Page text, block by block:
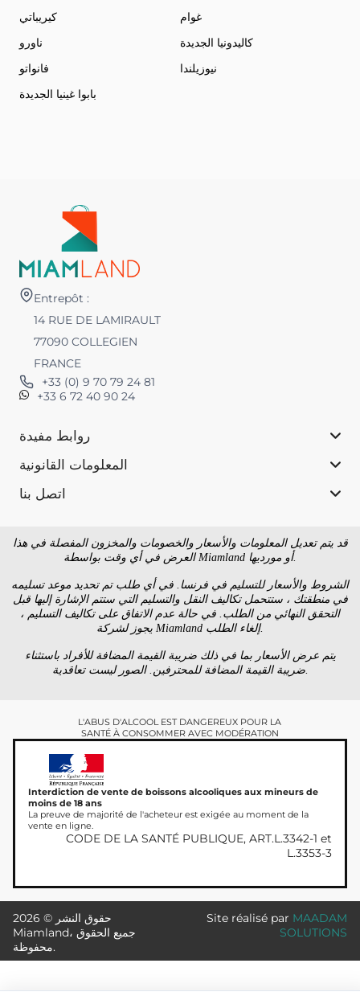
كيريباتي
غوام
ناورو
كاليدونيا الجديدة
فانواتو
نيوزيلندا
بابوا غينيا الجديدة
Entrepôt :
14 RUE DE LAMIRAULT
77090 COLLEGIEN
FRANCE
+33 (0) 9 70 79 24 81
+33 6 72 40 90 24
روابط مفيدة
المعلومات القانونية
اتصل بنا
قد يتم تعديل المعلومات والأسعار والخصومات والمخزون المفصلة في هذا
العرض في أي وقت بواسطة Miamland أو مورديها.
الشروط والأسعار للتسليم في فرنسا. في أي طلب تم تحديد موعد تسليمه
في منطقتك ، ستتحمل تكاليف النقل والتسليم التي ستتم الإشارة إليها قبل
التحقق النهائي من الطلب. في حالة عدم الاتفاق على تكاليف التسليم ،
يجوز لشركة Miamland إلغاء الطلب.
يتم عرض الأسعار بما في ذلك ضريبة القيمة المضافة للأفراد باستثناء
ضريبة القيمة المضافة للمحترفين. الصور ليست تعاقدية.
L'ABUS D'ALCOOL EST DANGEREUX POUR LA
SANTÉ À CONSOMMER AVEC MODÉRATION
Interdiction de vente de boissons alcooliques aux mineurs de
moins de 18 ans
La preuve de majorité de l'acheteur est exigée au moment de la
vente en ligne.
CODE DE LA SANTÉ PUBLIQUE, ART.L.3342-1 et
L.3353-3
حقوق النشر © 2026
Miamland، جميع الحقوق
محفوظة.
Site réalisé par MAADAM
SOLUTIONS